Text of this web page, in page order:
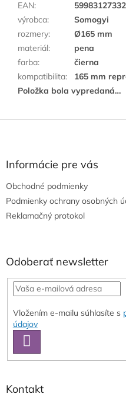
EAN:
výrobca:
Somogyi
rozmery:
Ø165 mm
materiál:
pena
farba:
čierna
kompatibilita:
165 mm
Položka bola vypredaná…
Informácie pre vás
Obchodné podmienky
Podmienky ochrany osobných
Reklamačný protokol
Odoberať newsletter
Vložením e-mailu súhlasíte s
údajov
SA
Kontakt